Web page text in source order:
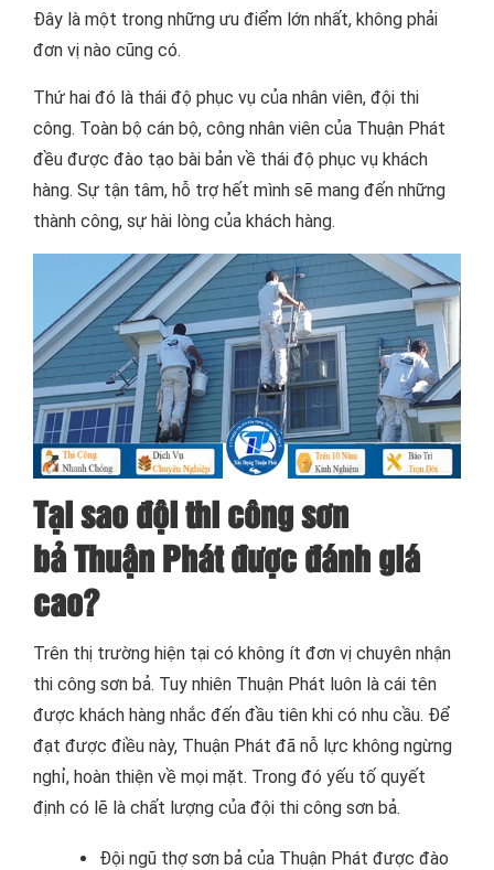
Đây là một trong những ưu điểm lớn nhất, không phải
đơn vị nào cũng có.
Thứ hai đó là thái độ phục vụ của nhân viên, đội thi
công. Toàn bộ cán bộ, công nhân viên của Thuận Phát
đều được đào tạo bài bản về thái độ phục vụ khách
hàng. Sự tận tâm, hỗ trợ hết mình sẽ mang đến những
thành công, sự hài lòng của khách hàng.
Tại sao đội thi công sơn
bả Thuận Phát được đánh giá
cao?
Trên thị trường hiện tại có không ít đơn vị chuyên nhận
thi công sơn bả. Tuy nhiên Thuận Phát luôn là cái tên
được khách hàng nhắc đến đầu tiên khi có nhu cầu. Để
đạt được điều này, Thuận Phát đã nỗ lực không ngừng
nghỉ, hoàn thiện về mọi mặt. Trong đó yếu tố quyết
định có lẽ là chất lượng của đội thi công sơn bả.
Đội ngũ thợ sơn bả của Thuận Phát được đào